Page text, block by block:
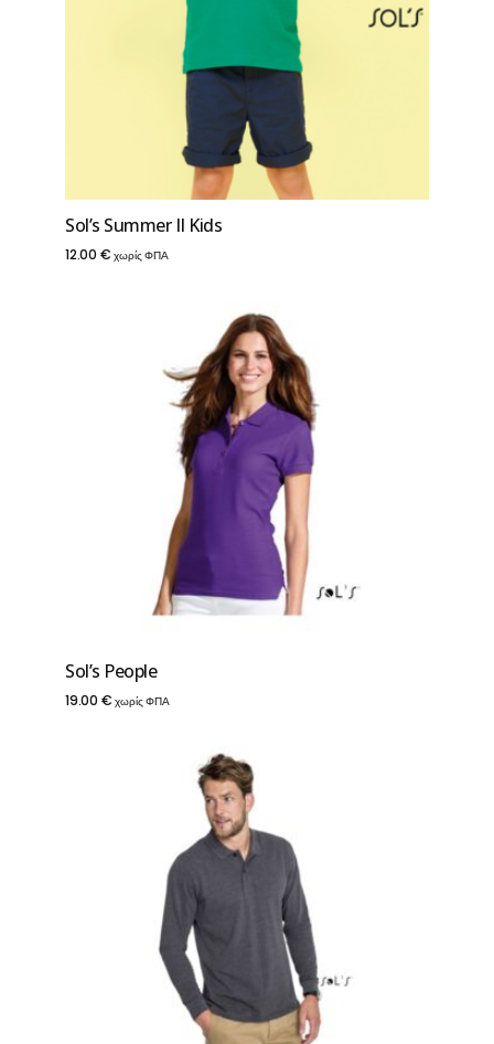
Sol’s Summer II Kids
12.00 € χωρίς ΦΠΑ
Sol’s People
19.00 € χωρίς ΦΠΑ